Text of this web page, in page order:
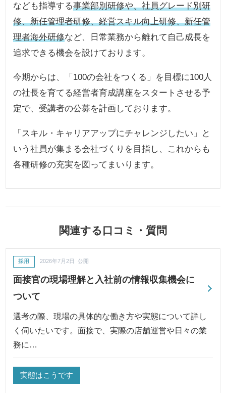
なども指導する事業部別研修や、社員グレード別研
修、新任管理者研修、経営スキル向上研修、新任管
理者海外研修など、日常業務から離れて自己成長を
追求できる機会を設けております。
今期からは、「100の会社をつくる」を目標に100人
の社長を育てる経営者育成講座をスタートさせる予
定で、受講者の公募を計画しております。
「スキル・キャリアアップにチャレンジしたい」と
いう社員が集まる会社づくりを目指し、これからも
各種研修の充実を図ってまいります。
関連する口コミ・質問
面接官の現場理解と入社前の情報収集機会に
ついて
採用 2026年7月2日 公開
選考の際、現場の具体的な働き方や実態について詳し
く伺いたいです。面接で、実際の店舗運営や日々の業
務に…
実態はこうです